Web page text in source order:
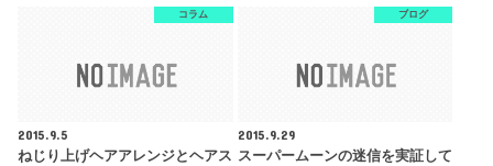
コラム
2015.9.5
ねじり上げヘアアレンジとヘアス
ブログ
2015.9.29
スーパームーンの迷信を実証して